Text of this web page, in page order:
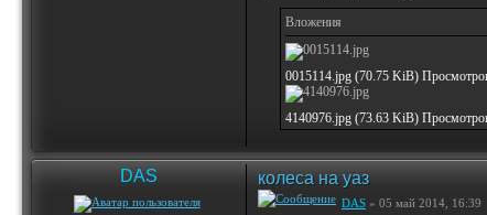
Вложения
0015114.jpg (70.75 KiB)
4140976.jpg (73.63 KiB)
DAS колеса на уаз
DAS » 05 май 2014, 16:39